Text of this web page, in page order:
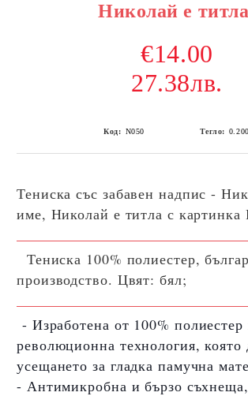
Николай е
€14.00
27.38лв.
Код: N050 Тегло: 0.200
Тениска със забавен надпис -
име, Николай е титла с картинка
Тениска 100% полиестер,
производство. Цвят: бял;
- Изработена от 100% полиестер
революционна технология, която
усещането за гладка памучна
- Антимикробна и бързо